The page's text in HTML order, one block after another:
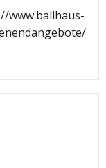
www.ballhaus-